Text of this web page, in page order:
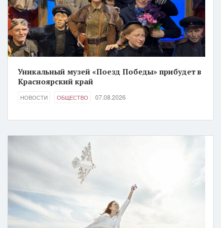
Уникальный музей «Поезд Победы» прибудет в
Красноярский край
НОВОСТИ ОБЩЕСТВО 07.08.2026